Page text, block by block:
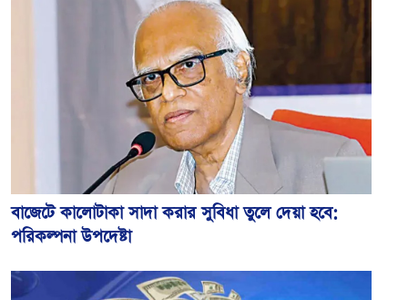
বাজেটে কালোটাকা সাদা করার সুবিধা তুলে দেয়া হবে:
পরিকল্পনা উপদেষ্টা